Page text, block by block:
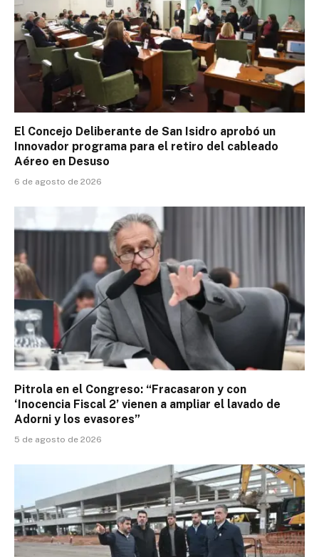
El Concejo Deliberante de San Isidro aprobó un
Innovador programa para el retiro del cableado
Aéreo en Desuso
6 de agosto de 2026
Pitrola en el Congreso: “Fracasaron y con
‘Inocencia Fiscal 2’ vienen a ampliar el lavado de
Adorni y los evasores”
5 de agosto de 2026